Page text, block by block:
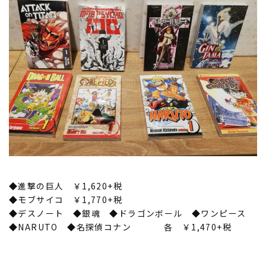
◆進撃の巨人 ￥1,620+税
◆モブサイコ ￥1,770+税
◆デスノート ◆銀魂 ◆ドラゴンボール ◆ワンピース
◆NARUTO ◆名探偵コナン 各 ￥1,470+税